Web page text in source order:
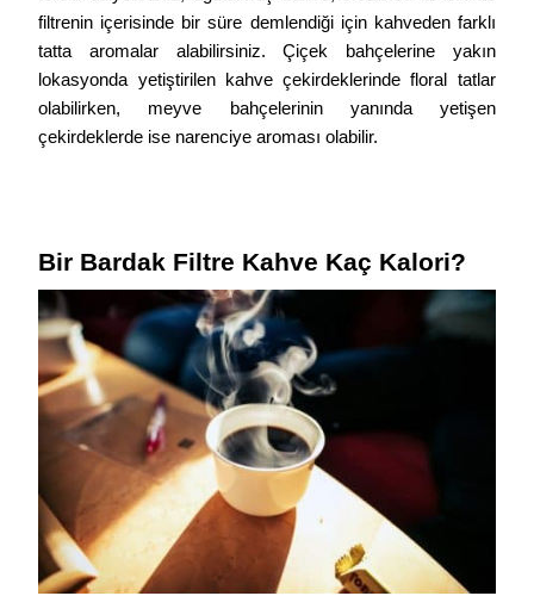
filtrenin içerisinde bir süre demlendiği için kahveden farklı
tatta aromalar alabilirsiniz. Çiçek bahçelerine yakın
lokasyonda yetiştirilen kahve çekirdeklerinde floral tatlar
olabilirken, meyve bahçelerinin yanında yetişen
çekirdeklerde ise narenciye aroması olabilir.
Bir Bardak Filtre Kahve Kaç Kalori?